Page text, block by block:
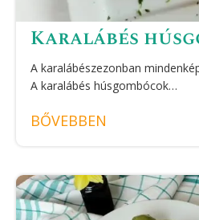
Karalábés
A karalábészezonban
A karalábés húsgombócok…
BŐVEBBEN